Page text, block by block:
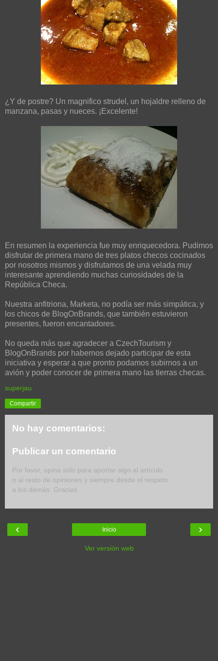
¿Y de postre? Un magnifico strudel, un hojaldre relleno de
manzana, pasas y nueces. ¡Excelente!
En resumen la experiencia fue muy enriquecedora. Pudimos
disfrutar de primera mano de tres platos checos cocinados
por nosotros mismos y disfrutamos de una velada muy
interesante aprendiendo muchas curiosidades de la
República Checa.
Nuestra anfitriona, Marketa, no podía ser más simpática, y
los chicos de BlogOnBrands, que también estuvieron
presentes, fueron encantadores.
No queda más que agradecer a CzechTourism y
BlogOnBrands por habernos dejado participar de esta
iniciativa y esperar a que pronto podamos subirnos a un
avión y poder conocer de primera mano las tierras checas.
superjau
Compartir
No hay comentarios:
Publicar un comentario
Por favor, opina sólo para aportar algo al artículo
o al resto de opiniones y siempre desde el respeto
a los demás. Gracias.
‹ ›
Inicio
Ver versión web